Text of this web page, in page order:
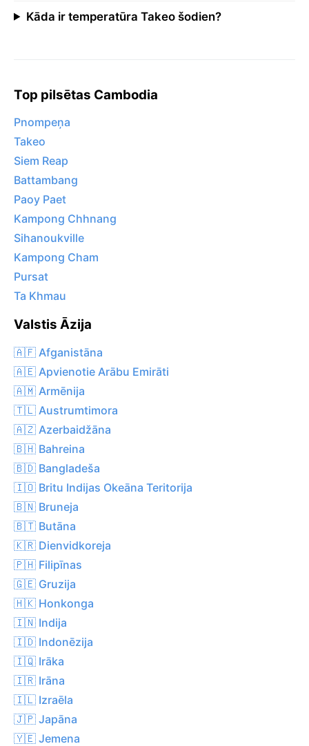
Kāda ir temperatūra Takeo šodien?
Top pilsētas Cambodia
Pnompeņa
Takeo
Siem Reap
Battambang
Paoy Paet
Kampong Chhnang
Sihanoukville
Kampong Cham
Pursat
Ta Khmau
Valstis Āzija
🇦🇫 Afganistāna
🇦🇪 Apvienotie Arābu Emirāti
🇦🇲 Armēnija
🇹🇱 Austrumtimora
🇦🇿 Azerbaidžāna
🇧🇭 Bahreina
🇧🇩 Bangladeša
🇮🇴 Britu Indijas Okeāna Teritorija
🇧🇳 Bruneja
🇧🇹 Butāna
🇰🇷 Dienvidkoreja
🇵🇭 Filipīnas
🇬🇪 Gruzija
🇭🇰 Honkonga
🇮🇳 Indija
🇮🇩 Indonēzija
🇮🇶 Irāka
🇮🇷 Irāna
🇮🇱 Izraēla
🇯🇵 Japāna
🇾🇪 Jemena